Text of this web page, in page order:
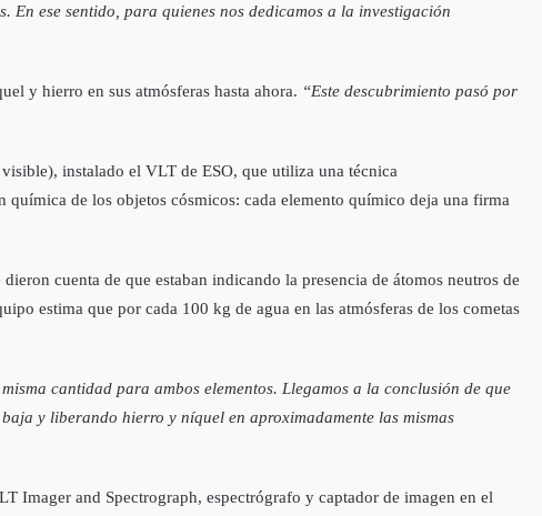
En ese sentido, para quienes nos dedicamos a la investigación
y hierro en sus atmósferas hasta ahora. “Este descubrimiento pasó por
instalado el VLT de ESO, que utiliza una técnica
química de los objetos cósmicos: cada elemento químico deja una firma
cuenta de que estaban indicando la presencia de átomos neutros de
estima que por cada 100 kg de agua en las atmósferas de los cometas
cantidad para ambos elementos. Llegamos a la conclusión de que
y liberando hierro y níquel en aproximadamente las mismas
Imager and Spectrograph, espectrógrafo y captador de imagen en el